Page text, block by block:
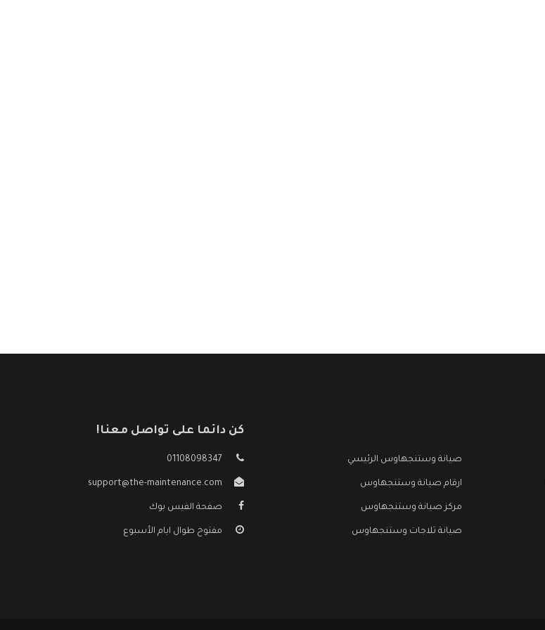
صيانة وستنجهاوس الرئيسي
ارقام صيانة وستنجهاوس
مركز صيانة وستنجهاوس
صيانة ثلاجات وستنجهاوس
كن دائما على تواصل معنا!
01108098347
support@the-maintenance.com
صفحة الفيس بوك
مفتوح طوال ايام الأسبوع